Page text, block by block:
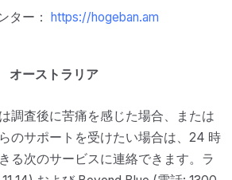
ター： https://hogeban.am
オーストラリア
調査後に苦痛を感じた場合、または
のサポートを受けたい場合は、24 時
る次のサービスに連絡できます。ラ